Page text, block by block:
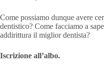
Come possiamo dunque avere
dentistico? Come facciamo a
addirittura il miglior dentista?
Iscrizione all’albo.